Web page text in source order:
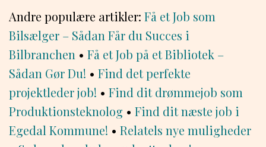
Andre populære artikler: Få et Job som
Bilsælger – Sådan Får du Succes i
Bilbranchen • Få et Job på et Bibliotek –
Sådan Gør Du! • Find det perfekte
projektleder job! • Find dit drømmejob som
Produktionsteknolog • Find dit næste job i
Egedal Kommune! • Relatels nye muligheder